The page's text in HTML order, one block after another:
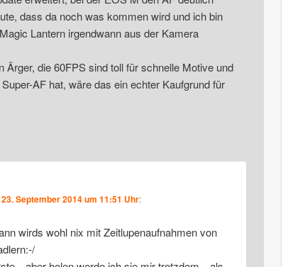
dass da noch was kommen wird und ich bin
Lantern irgendwann aus der Kamera
Ärger, die 60FPS sind toll für schnelle Motive und
AF hat, wäre das ein echter Kaufgrund für
23. September 2014 um 11:51 Uhr:
wirds wohl nix mit Zeitlupenaufnahmen von